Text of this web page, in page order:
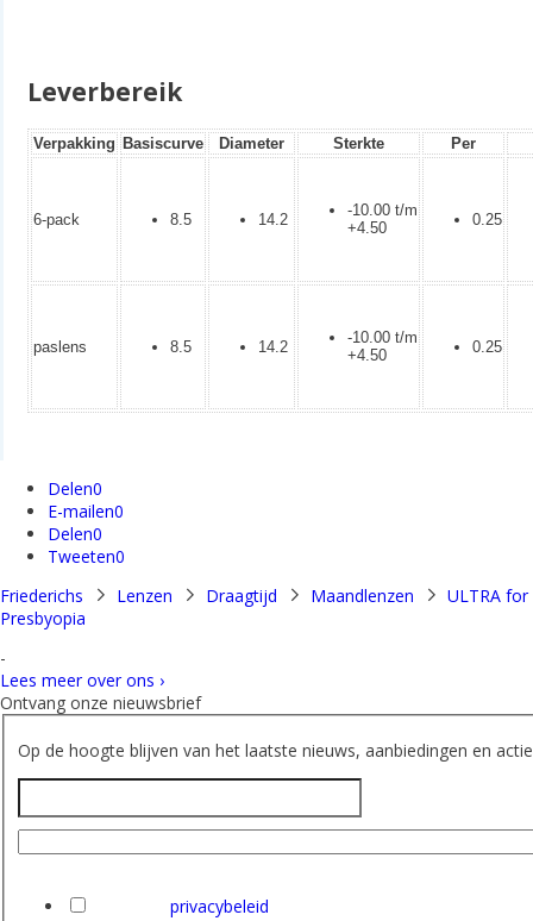
Leverbereik
Verpakking Basiscurve Diameter Sterkte Per
6-pack 8.5 14.2
-10.00 t/m
+4.50
0.25
paslens 8.5 14.2
-10.00 t/m
+4.50
0.25
Delen0
E-mailen0
Delen0
Tweeten0
Friederichs
Lenzen Draagtijd Maandlenzen
ULTRA for
Presbyopia
-
Lees meer over ons ›
Ontvang onze nieuwsbrief
Op de hoogte blijven van het laatste nieuws, aanbiedingen en
privacybeleid